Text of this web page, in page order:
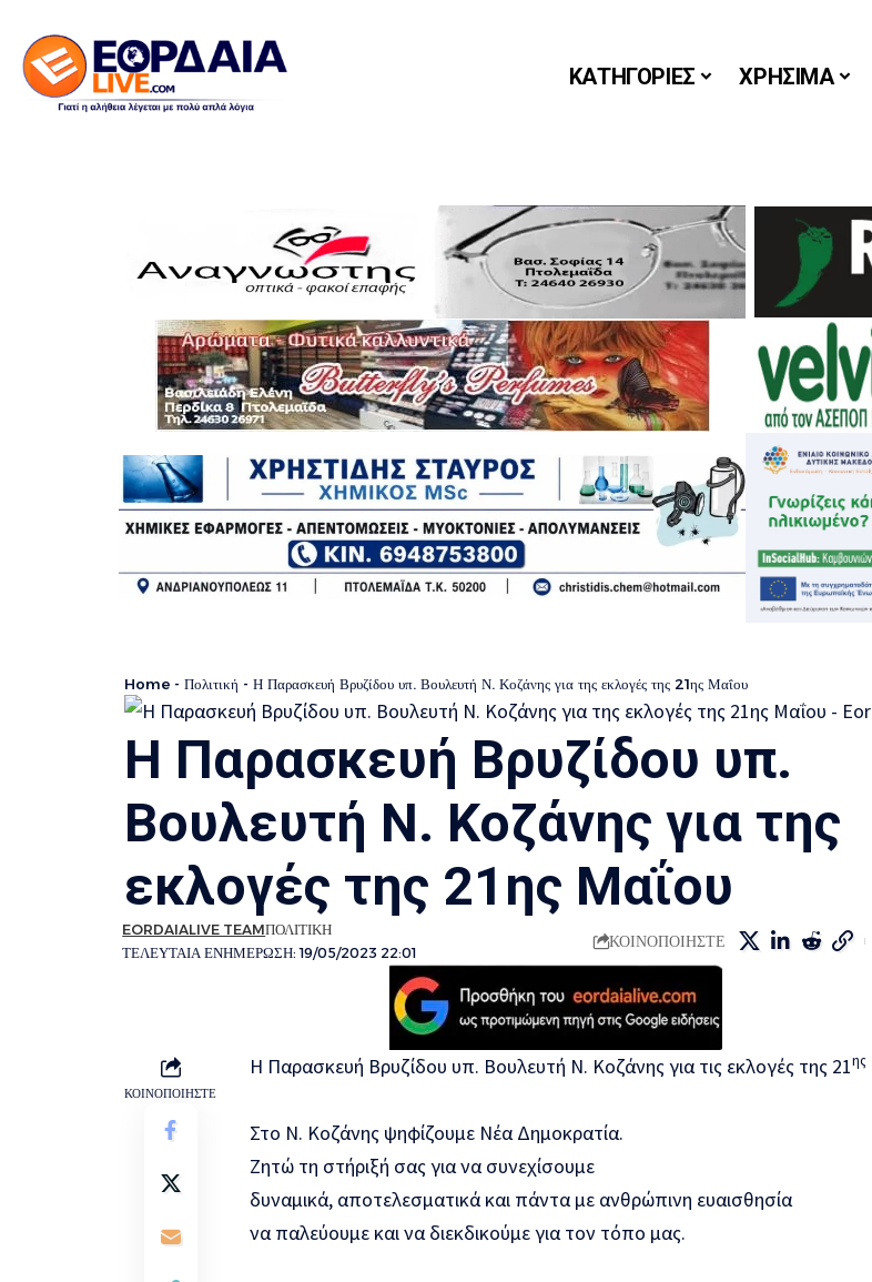
ΚΑΤΗΓΟΡΙΕΣ ΧΡΗΣΙΜΑ
Home - Πολιτική - Η Παρασκευή Βρυζίδου υπ. Βουλευτή Ν. Κοζάνης για της εκλογές της 21ης Μαΐου
Η Παρασκευή Βρυζίδου υπ.
Βουλευτή Ν. Κοζάνης για της
εκλογές της 21ης Μαΐου
ΤΕΛΕΥΤΑΙΑ ΕΝΗΜΕΡΩΣΗ: 19/05/2023 22:01
EORDAIALIVE TEAMΠΟΛΙΤΙΚΗ
ΚΟΙΝΟΠΟΙΗΣΤΕ
ΚΟΙΝΟΠΟΙΗΣΤΕ
Η Παρασκευή Βρυζίδου υπ. Βουλευτή Ν. Κοζάνηςγια τις εκλογές της 21ης
Στο Ν. Κοζάνης ψηφίζουμε Νέα Δημοκρατία.
Ζητώ τη στήριξή σας για να συνεχίσουμε
δυναμικά, αποτελεσματικά και πάντα με ανθρώπινη ευαισθησία
να παλεύουμε και να διεκδικούμε για τον τόπο μας.